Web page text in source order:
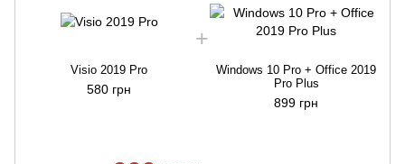
Visio 2019 Pro
580 грн
Windows 10 Pro + Office 2019
Pro Plus
899 грн